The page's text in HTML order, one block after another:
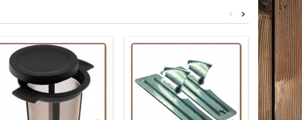
sachets, ainsi que le
camping pour randonner
est un métal robuste et très
léger pour les randonneurs
titane
et
>
<